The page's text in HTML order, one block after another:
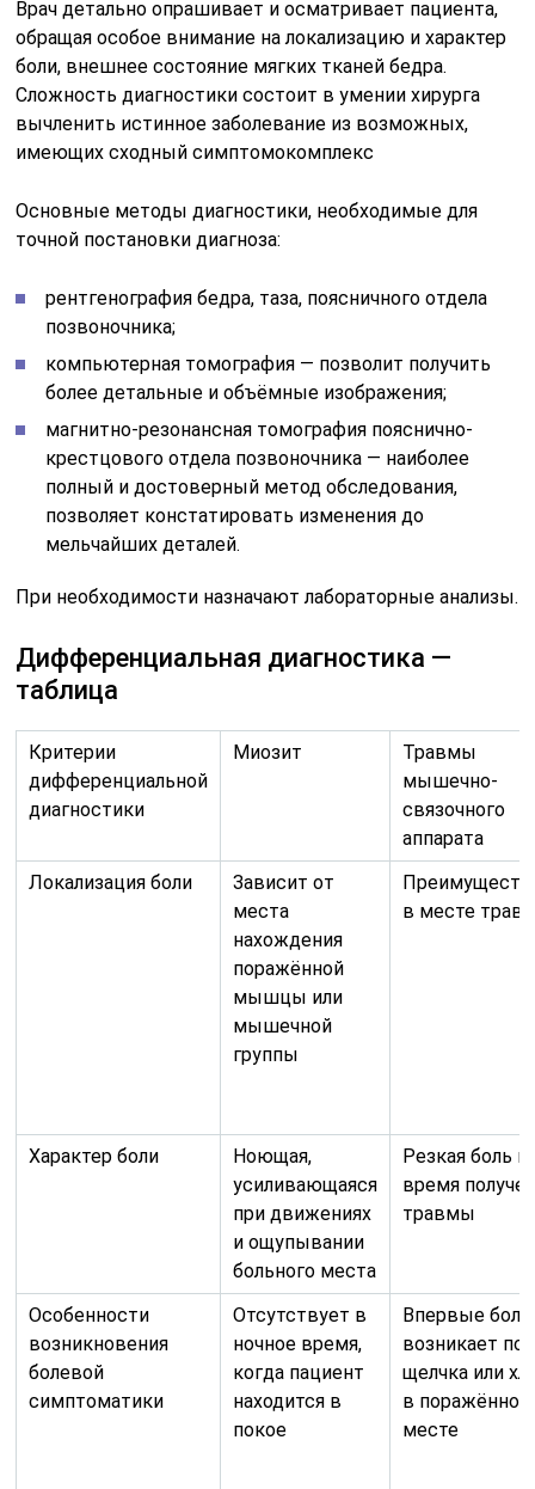
Врач детально опрашивает и осматривает пациента,
обращая особое внимание на локализацию и характер
боли, внешнее состояние мягких тканей бедра.
Сложность диагностики состоит в умении хирурга
вычленить истинное заболевание из возможных,
имеющих сходный симптомокомплекс
Основные методы диагностики, необходимые для
точной постановки диагноза:
рентгенография бедра, таза, поясничного отдела
позвоночника;
компьютерная томография — позволит получить
более детальные и объёмные изображения;
магнитно-резонансная томография пояснично-
крестцового отдела позвоночника — наиболее
полный и достоверный метод обследования,
позволяет констатировать изменения до
мельчайших деталей.
При необходимости назначают лабораторные анализы.
Дифференциальная диагностика —
таблица
Критерии
дифференциальной
диагностики
Миозит
Травмы
мышечно-
связочного
аппарата
Локализация боли
Зависит от
места
нахождения
поражённой
мышцы или
мышечной
группы
в месте
Характер боли
Ноющая,
усиливающаяся
при движениях
и ощупывании
больного места
Резкая боль
время
травмы
Особенности
возникновения
болевой
симптоматики
Отсутствует в
ночное время,
когда пациент
находится в
покое
Впервые боль
возникает
щелчка или
в поражённом
месте